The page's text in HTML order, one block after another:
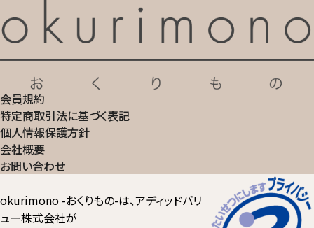
会員規約
特定商取引法に基づく表記
個人情報保護方針
会社概要
お問い合わせ
okurimono -おくりもの-は、アディッドバリ
ュー株式会社が